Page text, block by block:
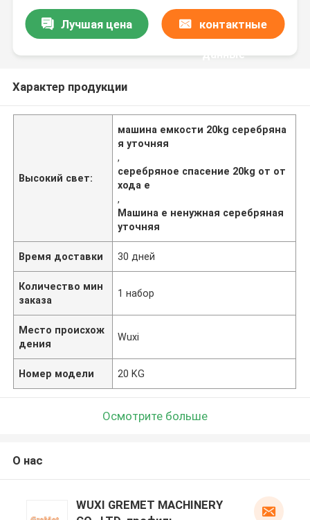
Лучшая цена контактные
данные
Характер продукции
Высокий свет:
машина емкости 20kg серебряна
я уточняя
,
серебряное спасение 20kg от от
хода e
,
Машина e ненужная серебряная
уточняя
Время доставки 30 дней
Количество мин
заказа
1 набор
Место происхож
дения
Wuxi
Номер модели 20 KG
Осмотрите больше
О нас
WUXI GREMET MACHINERY